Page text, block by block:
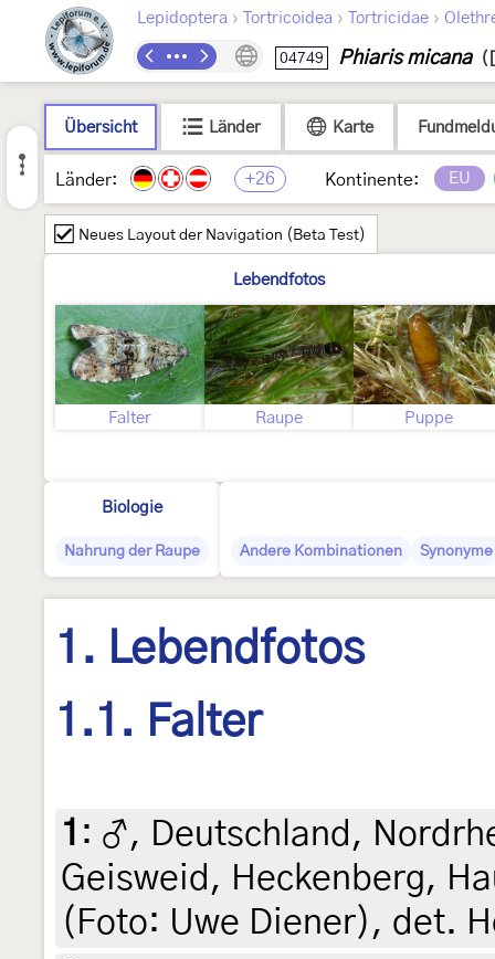
Lepidoptera › Tortricoidea › Tortricidae ›
04749 Phiaris micana
Übersicht Länder Karte
Länder: +26 Kontinente: EU
Neues Layout der Navigation (Beta Test)
Lebendfotos
Falter Raupe Puppe
Biologie
Nahrung der Raupe Andere Kombinationen Synonyme
1. Lebendfotos
1.1. Falter
1 : ♂, Deutschland,
Geisweid, Heckenberg,
(Foto: Uwe Diener), det.